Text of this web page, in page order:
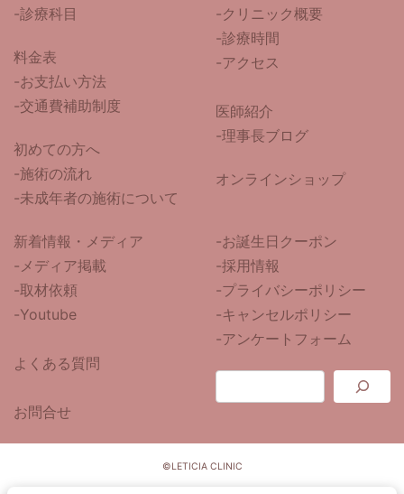
-診療科目
料金表
-お支払い方法
-交通費補助制度
初めての方へ
-施術の流れ
-未成年者の施術について
-クリニック概要
-診療時間
-アクセス
医師紹介
-理事長ブログ
オンラインショップ
新着情報・メディア
-メディア掲載
-取材依頼
-Youtube
よくある質問
お問合せ
-お誕生日クーポン
-採用情報
-プライバシーポリシー
-キャンセルポリシー
-アンケートフォーム
©LETICIA CLINIC